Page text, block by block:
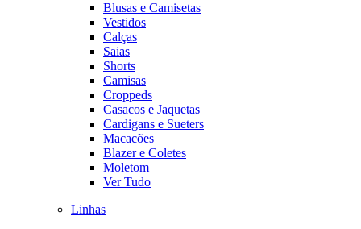
Blusas e Camisetas
Vestidos
Calças
Saias
Shorts
Camisas
Croppeds
Casacos e Jaquetas
Cardigans e Sueters
Macacões
Blazer e Coletes
Moletom
Ver Tudo
Linhas